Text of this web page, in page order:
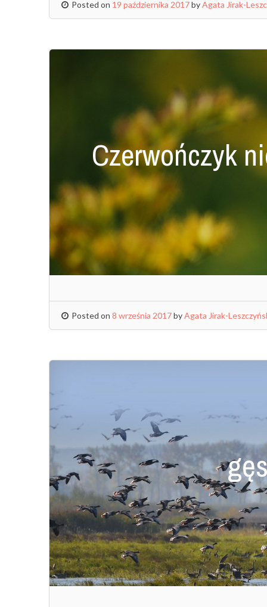
Posted on 19 października 2017byAgata Jirak-
Czerwończyk
Posted on 8 września 2017byAgata Jirak-